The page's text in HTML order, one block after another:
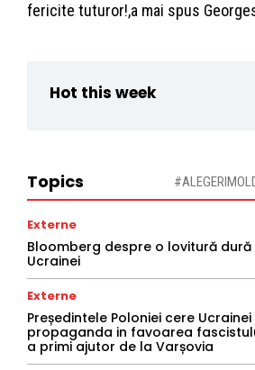
fericite tuturor!,a mai spus
Hot this week
Topics
Externe
Bloomberg despre o lovitură
Ucrainei
Externe
Președintele Poloniei cere
propaganda in favoarea
a primi ajutor de la Varșovia